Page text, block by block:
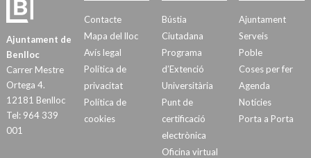
Ajuntament de
Benlloc
Carrer Mestre
Ortega 4.
12181 Benlloc
Tel: 964 339
001
Contacte
Mapa del lloc
Avís legal
Política de
privacitat
Política de
cookies
Bústia
Ciutadana
Programa
d’Extenció
Universitària
Punt de
certificació
electrònica
Oficina virtual
Ajuntament
Serveis
Poble
Coses per fer
Agenda
Notícies
Porta a Porta